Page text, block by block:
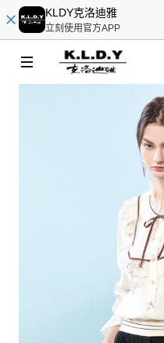
KLDY克洛迪雅
立刻使用官方APP